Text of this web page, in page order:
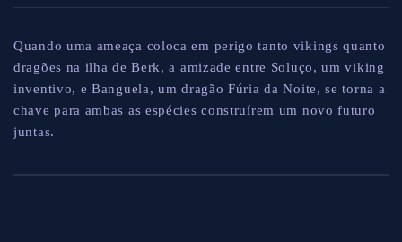
Quando uma ameaça coloca em perigo tanto vikings quanto
dragões na ilha de Berk, a amizade entre Soluço, um viking
inventivo, e Banguela, um dragão Fúria da Noite, se torna a
chave para ambas as espécies construírem um novo futuro
juntas.